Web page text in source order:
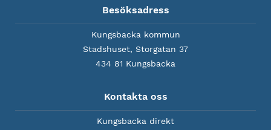
Besöksadress
Kungsbacka kommun
Stadshuset, Storgatan 37
434 81 Kungsbacka
Kontakta oss
Kungsbacka direkt